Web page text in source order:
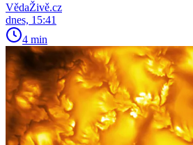
VědaŽivě.cz
dnes, 15:41
4 min